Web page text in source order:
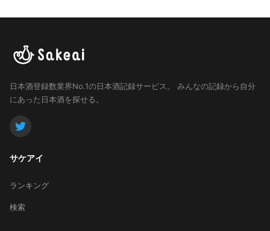
日本酒登録数業界No.1の日本酒記録サービス。
みんなの記録から自分
にあった日本酒を探せる。
サケアイ
ランキング
検索